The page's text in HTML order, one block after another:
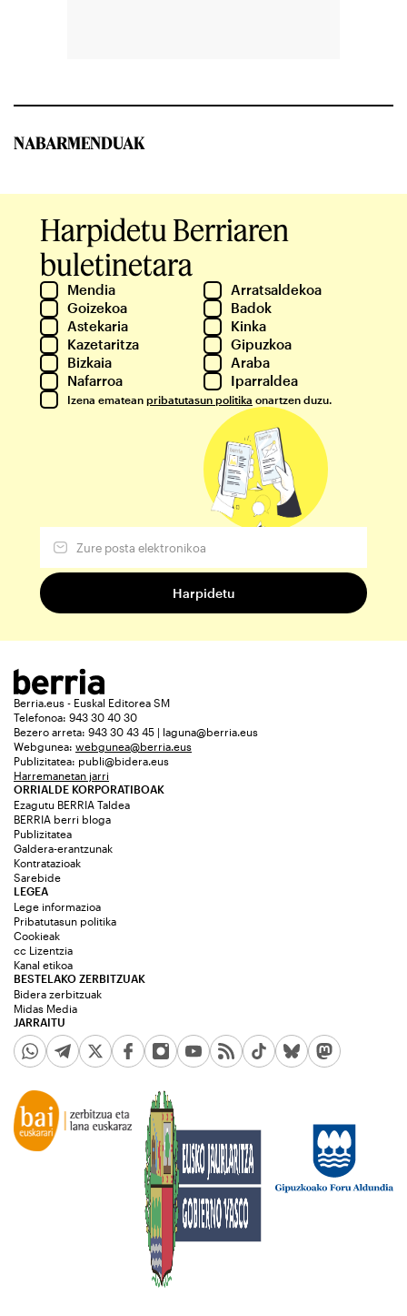
NABARMENDUAK
Harpidetu Berriaren
buletinetara
Mendia
Arratsaldekoa
Goizekoa
Badok
Astekaria
Kinka
Kazetaritza
Gipuzkoa
Bizkaia
Araba
Nafarroa
Iparraldea
Izena ematean pribatutasun politika onartzen duzu.
Berria.eus - Euskal Editorea SM
Telefonoa: 943 30 40 30
Bezero arreta: 943 30 43 45 | laguna@berria.eus
Webgunea: webgunea@berria.eus
Publizitatea: publi@bidera.eus
Harremanetan jarri
ORRIALDE KORPORATIBOAK
Ezagutu BERRIA Taldea
BERRIA berri bloga
Publizitatea
Galdera-erantzunak
Kontratazioak
Sarebide
JARRAITU
LEGEA
Lege informazioa
Pribatutasun politika
Cookieak
cc Lizentzia
Kanal etikoa
BESTELAKO ZERBITZUAK
Bidera zerbitzuak
Midas Media